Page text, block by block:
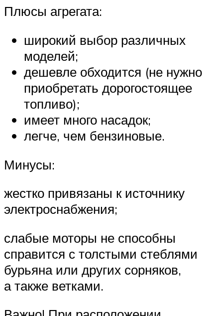
Плюсы агрегата:
широкий выбор различных
моделей;
дешевле обходится (не нужно
приобретать дорогостоящее
топливо);
имеет много насадок;
легче, чем бензиновые.
Минусы:
жестко привязаны к источнику
электроснабжения;
слабые моторы не способны
справится с толстыми стеблями
бурьяна или других сорняков,
а также ветками.